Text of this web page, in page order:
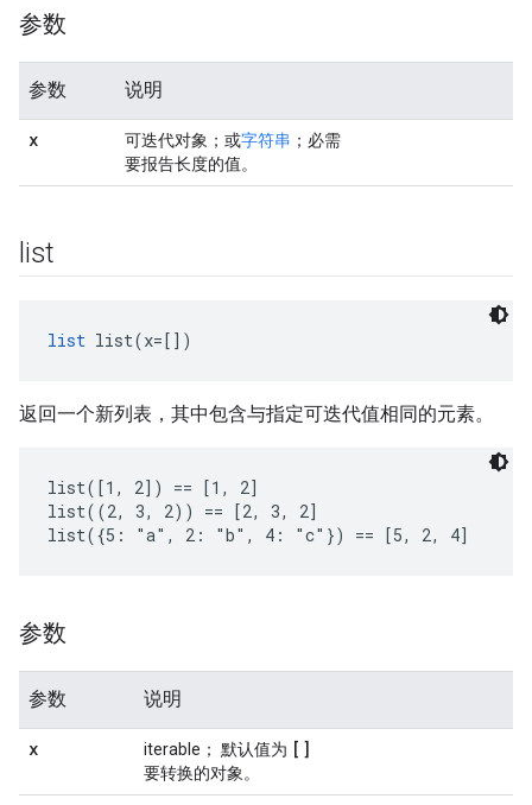
参数
参数 说明
x 可迭代对象；或字符串 ；必需
要报告长度的值。
list
list list(x=[])
返回一个新列表，其中包含与指定可迭代值相同的元素。
list([1, 2]) == [1, 2]
list((2, 3, 2)) == [2, 3, 2]
list({5: "a", 2: "b", 4: "c"}) == [5, 2, 4]
参数
参数 说明
x iterable； 默认值为 []
要转换的对象。